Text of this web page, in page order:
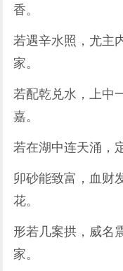
香。
若遇辛水照，尤主
家。
若配乾兑水，上中
嘉。
若在湖中连天涌，
卯砂能致富，血财
花。
形若几案拱，威名
家。